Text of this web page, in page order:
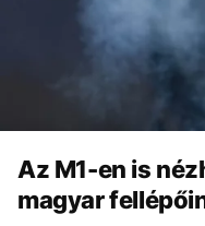
Az M1-en is
magyar